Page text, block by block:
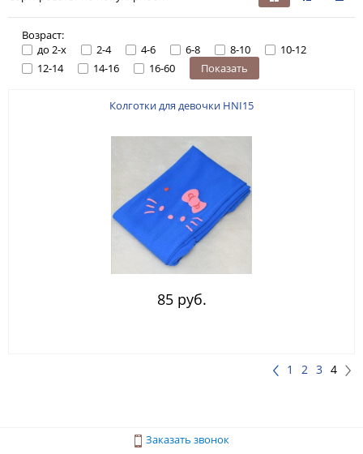
Возраст:
до 2-х
2-4 4-6 6-8 8-10
10-12
12-14
14-16 16-60 Показать
Колготки для девочки HNI15
85 руб.
1 2 3 4
Заказать звонок